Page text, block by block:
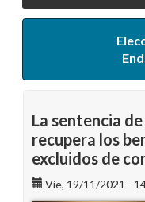
La sentencia
recupera los
excluidos de
Vie, 19/11/2021 -